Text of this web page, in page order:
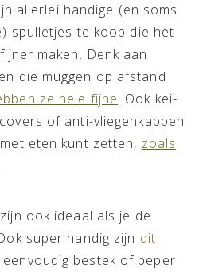
allerlei handige (en soms
spulletjes te koop die het
maken. Denk aan
die muggen op afstand
ze hele fijne. Ook kei-
of anti-vliegenkappen
eten kunt zetten, zoals
zijn ook ideaal als je de
super handig zijn dit
bestek of peper